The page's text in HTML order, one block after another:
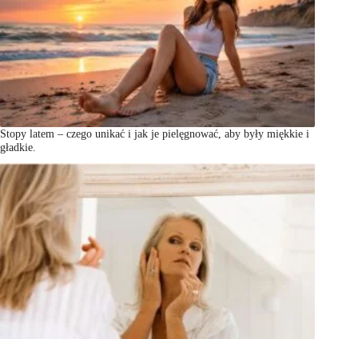
Stopy latem – czego unikać i jak je pielęgnować, aby były miękkie i
gładkie.